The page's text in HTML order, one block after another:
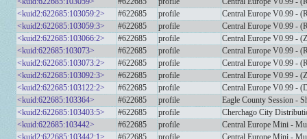
<kuid2:622685:103059:2>
#622685 profile
Central Europe V0.99 -
<kuid2:622685:103059:3>
#622685 profile
Central Europe V0.99 -
<kuid2:622685:103066:2>
#622685 profile
Central Europe V0.99 -
<kuid:622685:103073>
#622685 profile
Central Europe V0.99 -
<kuid2:622685:103073:2>
#622685 profile
Central Europe V0.99 -
<kuid2:622685:103092:3>
#622685 profile
Central Europe V0.99 -
<kuid2:622685:103122:2>
#622685 profile
Central Europe V0.99 -
<kuid:622685:103364>
#622685 profile
Eagle County Session -
<kuid2:622685:103403:5>
#622685 profile
Cherchago City
<kuid:622685:103442>
#622685 profile
Central Europe Mini -
<kuid2:622685:103442:1>
#622685 profile Central Europe Mini -